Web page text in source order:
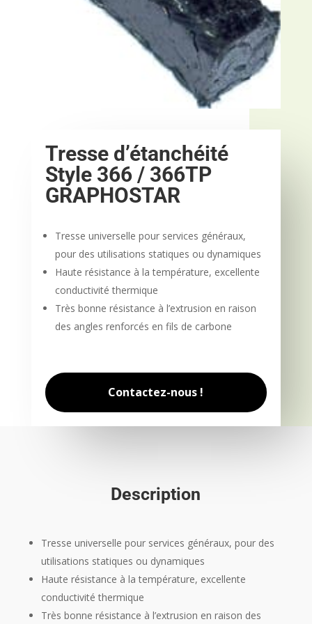
Tresse d’étanchéité
Style 366 / 366TP
GRAPHOSTAR
Tresse universelle pour services généraux,
pour des utilisations statiques ou dynamiques
Haute résistance à la température, excellente
conductivité thermique
Très bonne résistance à l’extrusion en raison
des angles renforcés en fils de carbone
Contactez-nous !
Description
Tresse universelle pour services généraux, pour des
utilisations statiques ou dynamiques
Haute résistance à la température, excellente
conductivité thermique
Très bonne résistance à l’extrusion en raison des